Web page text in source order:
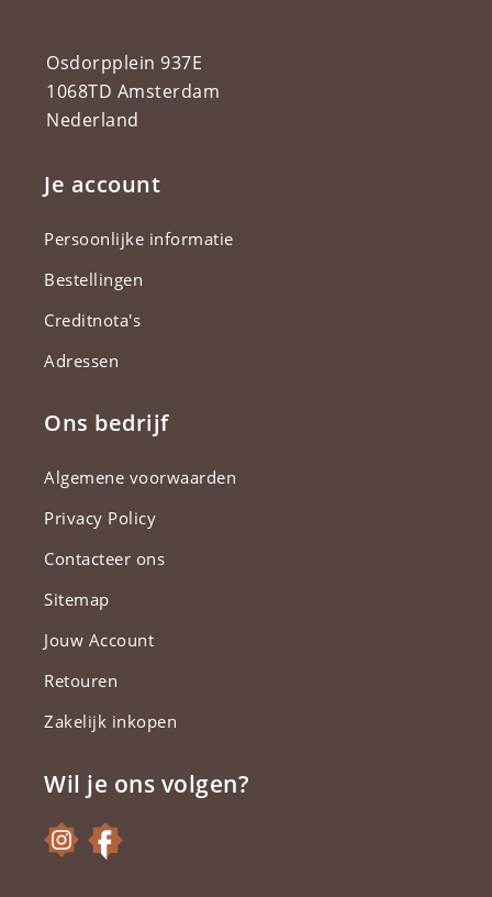
Osdorpplein 937E
1068TD Amsterdam
Nederland
Je account
Persoonlijke informatie
Bestellingen
Creditnota's
Adressen
Ons bedrijf
Algemene voorwaarden
Privacy Policy
Contacteer ons
Sitemap
Jouw Account
Retouren
Zakelijk inkopen
Wil je ons volgen?